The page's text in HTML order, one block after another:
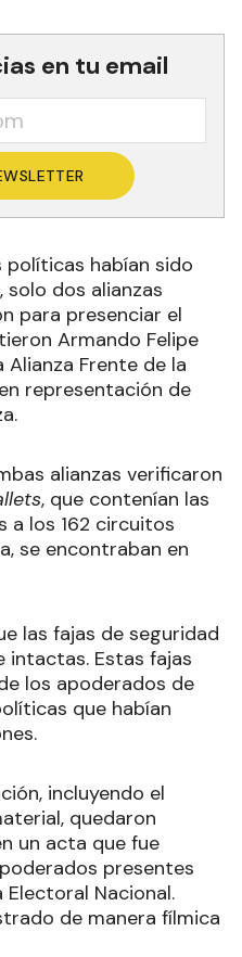
en tu email
habían sido
dos alianzas
para presenciar el
Armando Felipe
Frente de la
representación de
alianzas verificaron
, que contenían las
a los 162 circuitos
se encontraban en
las fajas de seguridad
intactas. Estas fajas
los apoderados de
que habían
incluyendo el
quedaron
un acta que fue
presentes
Nacional.
de manera fílmica